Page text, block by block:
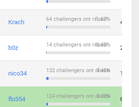
Krach 1.67%
64 challengers ont réussi 4
b0z 0.43%
14 challengers ont réussi 2
nico34 3.45%
132 challengers ont réussi 12
flo354 3.32%
124 challengers ont réussi 6